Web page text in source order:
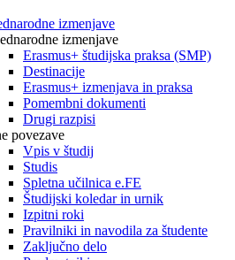
izmenjave
izmenjave
Erasmus+ študijska praksa (SMP)
Destinacije
Erasmus+ izmenjava in praksa
Pomembni dokumenti
Drugi razpisi
povezave
Vpis v študij
Studis
Spletna učilnica e.FE
Študijski koledar in urnik
Izpitni roki
Pravilniki in navodila za študente
Zaključno delo